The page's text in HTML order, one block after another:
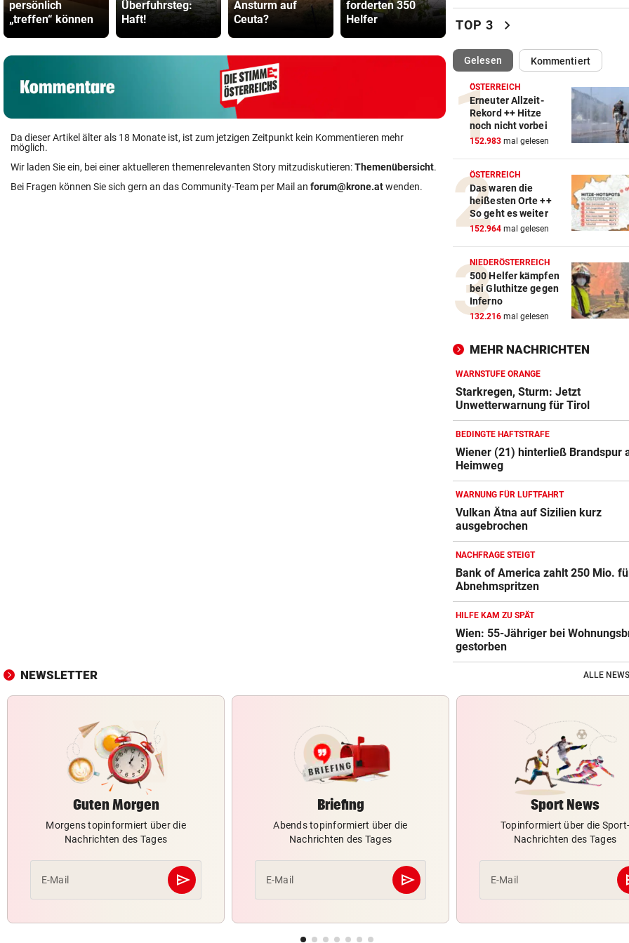
persönlich
„treffen“ können
Überfuhrsteg:
Haft!
Ansturm auf
Ceuta?
forderten 350
Helfer
Kaiserstadt so zu
Gold?
Jähriger
Da dieser Artikel älter als 18 Monate ist, ist zum jetzigen Zeitpunkt kein Kommentieren mehr
möglich.
Wir laden Sie ein, bei einer aktuelleren themenrelevanten Story mitzudiskutieren:Themenübersicht.
Bei Fragen können Sie sich gern an das Community-Team per Mail an forum@krone.atwenden.
So stellt sich der Iran die
für Schiffe vor
LANDESWEITE RAZZIEN
Taiwan kämpft gegen Chinas
auf Top-Techniker
DRAMA AM BODENSEE vor
Frau von Bord gefallen und
Wellen verschluckt
ASIA-PLÄNE STOCKEN vor
Doch noch überraschende
um Kult-Wirtshaus?
FOLGE VON DONNERSTAG
Sesseltag: Gemeinsam sitzen,
gemeinsam schwitzen
BERGTOUR IN AFRIKA vor
Menschlichkeit
WARUM MAN MITMACHT
Gähnen ist ansteckend – und
ganz ohne Viren!
NACH OPENAI, ANTHROPIC vor
Kontrollverlust: Meta-KI
Cyberangriff aus!
TOP 3 chevron_right
Gelesen(ausgewählt)Kommentiert
ÖSTERREICH
Erneuter Allzeit-
Rekord ++ Hitze
noch nicht vorbei
152.983 mal gelesen
ÖSTERREICH
Das waren die
heißesten Orte ++
So geht es weiter
152.964 mal gelesen
NIEDERÖSTERREICH
500 Helfer kämpfen
bei Gluthitze gegen
Inferno
132.216 mal gelesen
MEHR NACHRICHTEN
WARNSTUFE ORANGE
Starkregen, Sturm: Jetzt
Unwetterwarnung für Tirol
BEDINGTE HAFTSTRAFE
Wiener (21) hinterließ Brandspur
Heimweg
WARNUNG FÜR LUFTFAHRT
Vulkan Ätna auf Sizilien kurz
ausgebrochen
NACHFRAGE STEIGT
Bank of America zahlt 250 Mio.
Abnehmspritzen
HILFE KAM ZU SPÄT
Wien: 55-Jähriger bei
gestorben
NEWSLETTER ALLE
Guten Morgen
Morgens topinformiert über die
Nachrichten des Tages
E-Mail send
Abschicken
Briefing
Abends topinformiert über die
Nachrichten des Tages
E-Mail send
Abschicken
Sport News
Topinformiert über die Sport-
Nachrichten des Tages
E-Mail